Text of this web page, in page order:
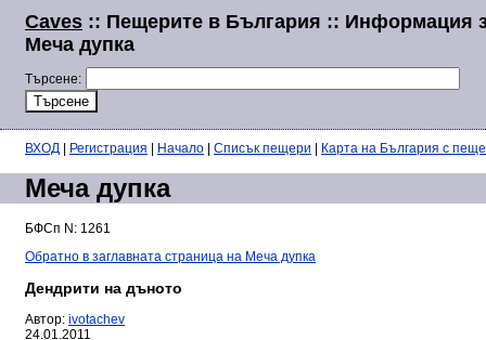
Caves :: Пещерите в България :: Информация
Меча дупка
Търсене:
ВХОД Регистрация Начало Списък пещери Карта на България с
Меча дупка
БФСп N: 1261
Обратно в заглавната страница на Меча дупка
Дендрити на дъното
Автор: ivotachev
24.01.2011